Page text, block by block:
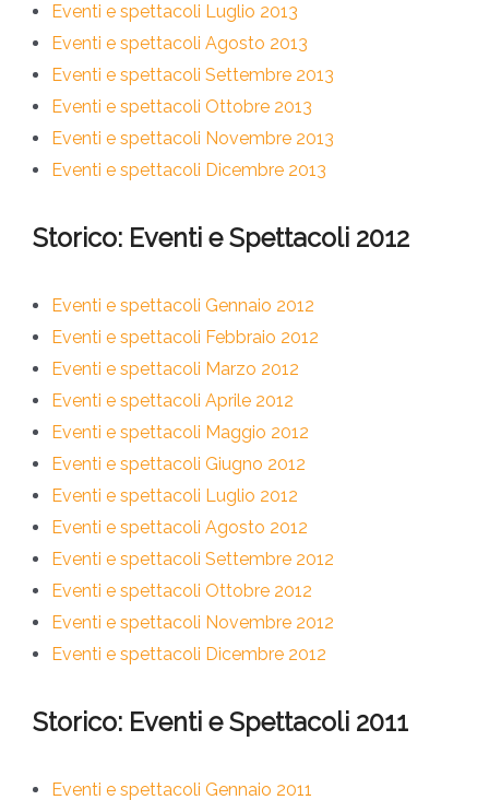
Eventi e spettacoli Luglio 2013
Eventi e spettacoli Agosto 2013
Eventi e spettacoli Settembre 2013
Eventi e spettacoli Ottobre 2013
Eventi e spettacoli Novembre 2013
Eventi e spettacoli Dicembre 2013
Storico: Eventi e Spettacoli 2012
Eventi e spettacoli Gennaio 2012
Eventi e spettacoli Febbraio 2012
Eventi e spettacoli Marzo 2012
Eventi e spettacoli Aprile 2012
Eventi e spettacoli Maggio 2012
Eventi e spettacoli Giugno 2012
Eventi e spettacoli Luglio 2012
Eventi e spettacoli Agosto 2012
Eventi e spettacoli Settembre 2012
Eventi e spettacoli Ottobre 2012
Eventi e spettacoli Novembre 2012
Eventi e spettacoli Dicembre 2012
Storico: Eventi e Spettacoli 2011
Eventi e spettacoli Gennaio 2011